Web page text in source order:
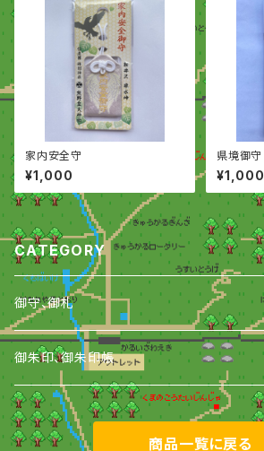
家内安全守
¥1,000
県境御守
¥1,000
CATEGORY
御守、御札
御守
御札
御朱印、御朱印帳
御朱印
商品一覧に戻る